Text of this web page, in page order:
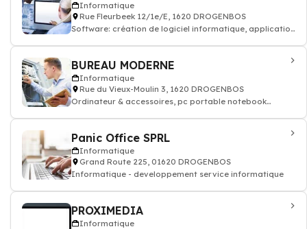
Informatique
Rue Fleurbeek 12/1e/E, 1620 DROGENBOS
Software: création de logiciel informatique, application
BUREAU MODERNE
Informatique
Rue du Vieux-Moulin 3, 1620 DROGENBOS
Ordinateur & accessoires, pc portable notebook
Panic Office SPRL
Informatique
Grand Route 225, 01620 DROGENBOS
Informatique - developpement service informatique
PROXIMEDIA
Informatique